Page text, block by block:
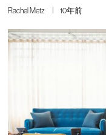
Rachel Metz 10年前